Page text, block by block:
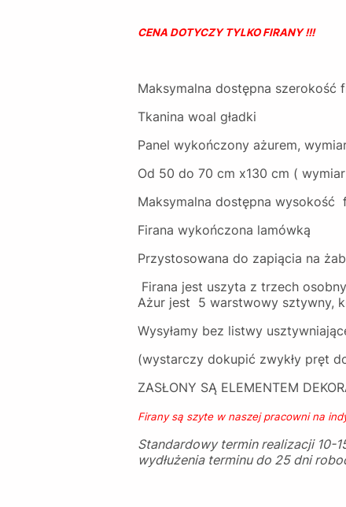
CENA DOTYCZY TYLKO FIRANY !!!
Maksymalna dostępna
Tkanina woal gładki
Panel wykończony ażurem,
Od 50 do 70 cm x130 cm (
Maksymalna dostępna wysokość
Firana wykończona lamówką
Przystosowana do zapiącia na
Firana jest uszyta z trzech
Ażur jest 5 warstwowy sztywny,
Wysyłamy bez listwy
(wystarczy dokupić zwykły pręt
ZASŁONY SĄ ELEMENTEM
Firany są szyte w naszej pracowni na
Standardowy termin realizacji 10-
wydłużenia terminu do 25 dni